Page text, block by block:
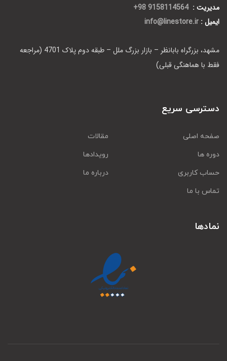
مدیریت : 9158114564 98+
ایمیل : info@linestore.ir
مشهد، بزرگراه بابانظر – بازار بزرگ ملل – طبقه دوم پلاک 4701 (مراجعه
فقط با هماهنگی قبلی)
دسترسی سریع
صفحه اصلی
مقالات
دوره ها
رویدادها
حساب کاربری
درباره ما
تماس با ما
نمادها